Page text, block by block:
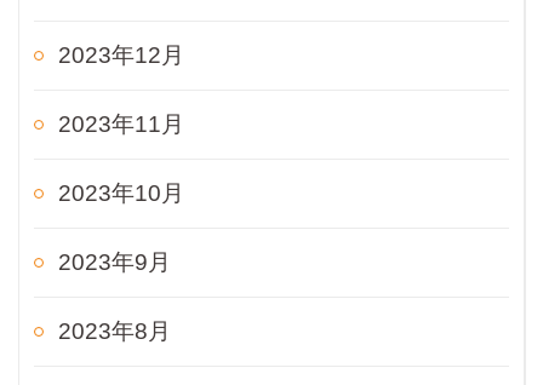
2023年12月
2023年11月
2023年10月
2023年9月
2023年8月